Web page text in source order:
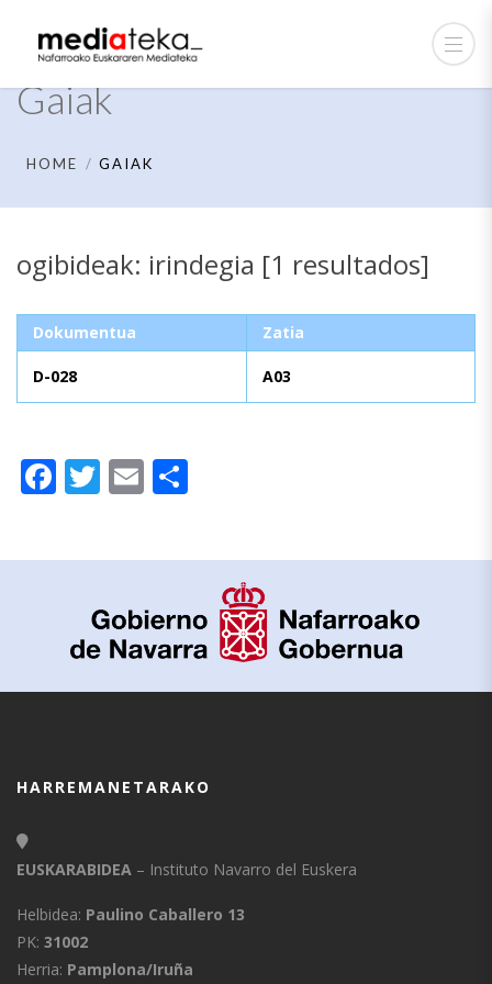
Gaiak
HOME GAIAK
ogibideak: irindegia [1 resultados]
Dokumentua Zatia
D-028 A03
Facebook
Twitter
Email
HARREMANETARAKO
EUSKARABIDEA – Instituto Navarro del Euskera
Helbidea: Paulino Caballero 13
PK: 31002
Herria: Pamplona/Iruña